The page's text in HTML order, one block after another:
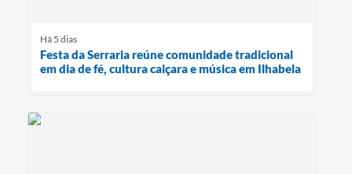
Há 5 dias
Festa da Serraria reúne comunidade tradicional
em dia de fé, cultura caiçara e música em Ilhabela